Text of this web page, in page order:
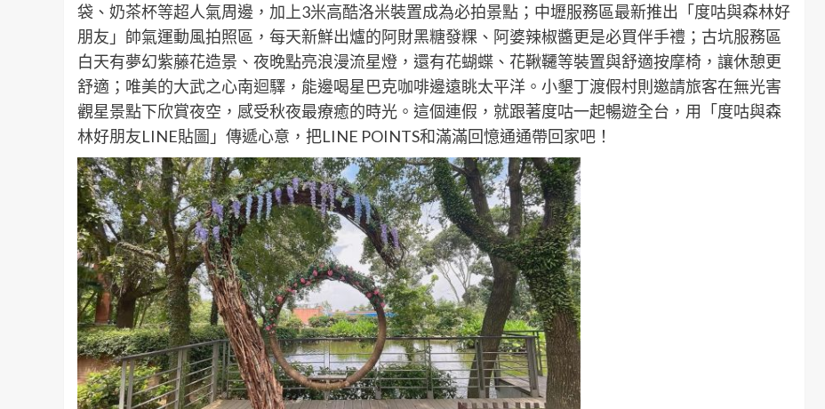
袋、奶茶杯等超人氣周邊，加上3米高酷洛米裝置成為必拍景點；中壢服務區最新推出「度咕與森林好
朋友」帥氣運動風拍照區，每天新鮮出爐的阿財黑糖發粿、阿婆辣椒醬更是必買伴手禮；古坑服務區
白天有夢幻紫藤花造景、夜晚點亮浪漫流星燈，還有花蝴蝶、花鞦韆等裝置與舒適按摩椅，讓休憩更
舒適；唯美的大武之心南迴驛，能邊喝星巴克咖啡邊遠眺太平洋。小墾丁渡假村則邀請旅客在無光害
觀星景點下欣賞夜空，感受秋夜最療癒的時光。這個連假，就跟著度咕一起暢遊全台，用「度咕與森
林好朋友LINE貼圖」傳遞心意，把LINE POINTS和滿滿回憶通通帶回家吧！